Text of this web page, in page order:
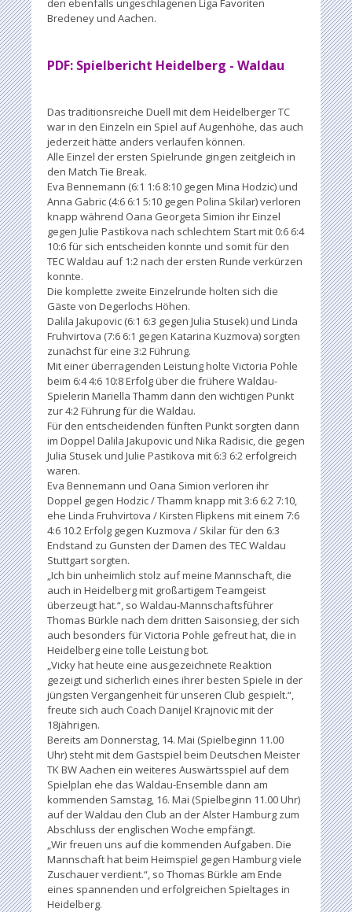
den ebenfalls ungeschlagenen Liga Favoriten
Bredeney und Aachen.
PDF: Spielbericht Heidelberg - Waldau
Das traditionsreiche Duell mit dem Heidelberger TC
war in den Einzeln ein Spiel auf Augenhöhe, das auch
jederzeit hätte anders verlaufen können.
Alle Einzel der ersten Spielrunde gingen zeitgleich in
den Match Tie Break.
Eva Bennemann (6:1 1:6 8:10 gegen Mina Hodzic) und
Anna Gabric (4:6 6:1 5:10 gegen Polina Skilar) verloren
knapp während Oana Georgeta Simion ihr Einzel
gegen Julie Pastikova nach schlechtem Start mit 0:6 6:4
10:6 für sich entscheiden konnte und somit für den
TEC Waldau auf 1:2 nach der ersten Runde verkürzen
konnte.
Die komplette zweite Einzelrunde holten sich die
Gäste von Degerlochs Höhen.
Dalila Jakupovic (6:1 6:3 gegen Julia Stusek) und Linda
Fruhvirtova (7:6 6:1 gegen Katarina Kuzmova) sorgten
zunächst für eine 3:2 Führung.
Mit einer überragenden Leistung holte Victoria Pohle
beim 6:4 4:6 10:8 Erfolg über die frühere Waldau-
Spielerin Mariella Thamm dann den wichtigen Punkt
zur 4:2 Führung für die Waldau.
Für den entscheidenden fünften Punkt sorgten dann
im Doppel Dalila Jakupovic und Nika Radisic, die gegen
Julia Stusek und Julie Pastikova mit 6:3 6:2 erfolgreich
waren.
Eva Bennemann und Oana Simion verloren ihr
Doppel gegen Hodzic / Thamm knapp mit 3:6 6:2 7:10,
ehe Linda Fruhvirtova / Kirsten Flipkens mit einem 7:6
4:6 10.2 Erfolg gegen Kuzmova / Skilar für den 6:3
Endstand zu Gunsten der Damen des TEC Waldau
Stuttgart sorgten.
„Ich bin unheimlich stolz auf meine Mannschaft, die
auch in Heidelberg mit großartigem Teamgeist
überzeugt hat.“, so Waldau-Mannschaftsführer
Thomas Bürkle nach dem dritten Saisonsieg, der sich
auch besonders für Victoria Pohle gefreut hat, die in
Heidelberg eine tolle Leistung bot.
„Vicky hat heute eine ausgezeichnete Reaktion
gezeigt und sicherlich eines ihrer besten Spiele in der
jüngsten Vergangenheit für unseren Club gespielt.“,
freute sich auch Coach Danijel Krajnovic mit der
18jährigen.
Bereits am Donnerstag, 14. Mai (Spielbeginn 11.00
Uhr) steht mit dem Gastspiel beim Deutschen Meister
TK BW Aachen ein weiteres Auswärtsspiel auf dem
Spielplan ehe das Waldau-Ensemble dann am
kommenden Samstag, 16. Mai (Spielbeginn 11.00 Uhr)
auf der Waldau den Club an der Alster Hamburg zum
Abschluss der englischen Woche empfängt.
„Wir freuen uns auf die kommenden Aufgaben. Die
Mannschaft hat beim Heimspiel gegen Hamburg viele
Zuschauer verdient.“, so Thomas Bürkle am Ende
eines spannenden und erfolgreichen Spieltages in
Heidelberg.